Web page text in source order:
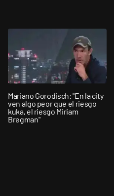
Mariano Gorodisch: "En la city
ven algo peor que el riesgo
kuka, el riesgo Miriam
Bregman"